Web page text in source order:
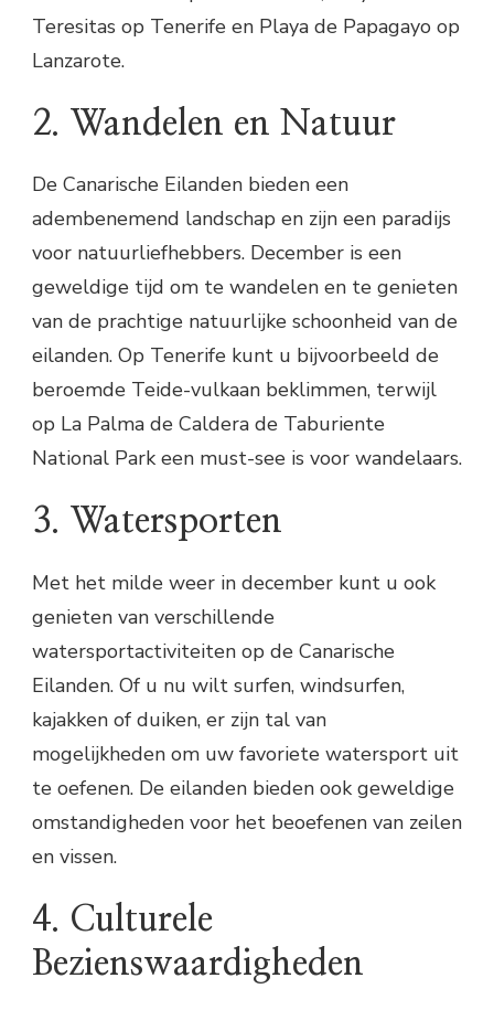
Teresitas op Tenerife en Playa de Papagayo op
Lanzarote.
2. Wandelen en Natuur
De Canarische Eilanden bieden een
adembenemend landschap en zijn een paradijs
voor natuurliefhebbers. December is een
geweldige tijd om te wandelen en te genieten
van de prachtige natuurlijke schoonheid van de
eilanden. Op Tenerife kunt u bijvoorbeeld de
beroemde Teide-vulkaan beklimmen, terwijl
op La Palma de Caldera de Taburiente
National Park een must-see is voor wandelaars.
3. Watersporten
Met het milde weer in december kunt u ook
genieten van verschillende
watersportactiviteiten op de Canarische
Eilanden. Of u nu wilt surfen, windsurfen,
kajakken of duiken, er zijn tal van
mogelijkheden om uw favoriete watersport uit
te oefenen. De eilanden bieden ook geweldige
omstandigheden voor het beoefenen van zeilen
en vissen.
4. Culturele
Bezienswaardigheden